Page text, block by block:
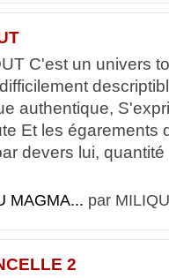
C'est un univers
authentique,
Et les égarements
devers lui,
MAGMA... par
2